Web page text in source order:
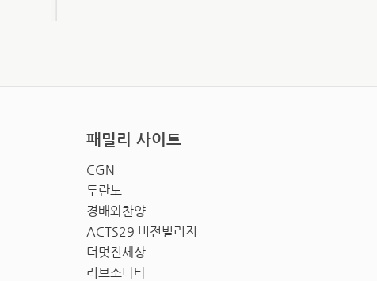
패밀리 사이트
CGN
두란노
경배와찬양
ACTS29 비전빌리지
더멋진세상
러브소나타